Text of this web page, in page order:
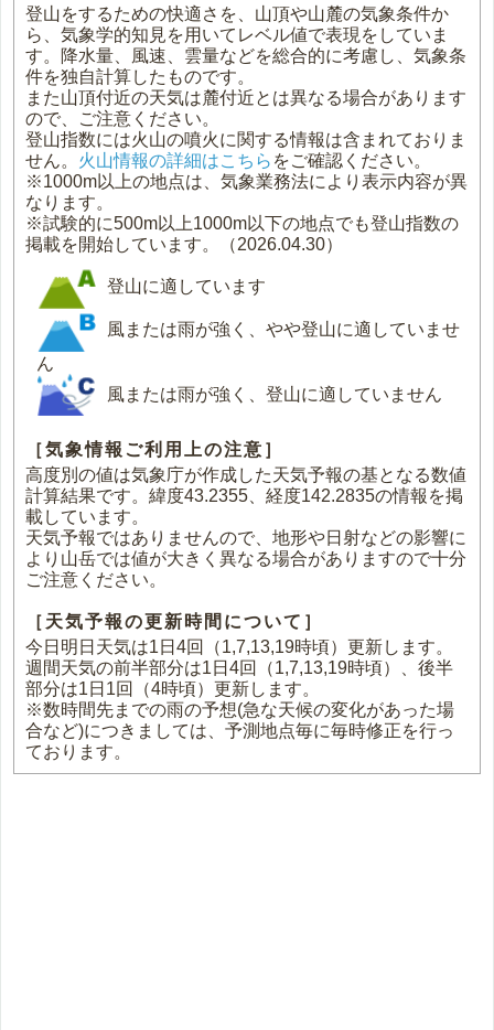
登山をするための快適さを、山頂や山麓の気象条件か
ら、気象学的知見を用いてレベル値で表現をしていま
す。降水量、風速、雲量などを総合的に考慮し、気象条
件を独自計算したものです。
また山頂付近の天気は麓付近とは異なる場合があります
ので、ご注意ください。
登山指数には火山の噴火に関する情報は含まれておりま
せん。 火山情報の詳細はこちら をご確認ください。
※1000m以上の地点は、気象業務法により表示内容が異
なります。
※試験的に500m以上1000m以下の地点でも登山指数の
掲載を開始しています。（2026.04.30）
登山に適しています
風または雨が強く、やや登山に適していませ
ん
風または雨が強く、登山に適していません
［気象情報ご利用上の注意］
高度別の値は気象庁が作成した天気予報の基となる数値
計算結果です。緯度43.2355、経度142.2835の情報を掲
載しています。
天気予報ではありませんので、地形や日射などの影響に
より山岳では値が大きく異なる場合がありますので十分
ご注意ください。
［天気予報の更新時間について］
今日明日天気は1日4回（1,7,13,19時頃）更新します。
週間天気の前半部分は1日4回（1,7,13,19時頃）、後半
部分は1日1回（4時頃）更新します。
※数時間先までの雨の予想(急な天候の変化があった場
合など)につきましては、予測地点毎に毎時修正を行っ
ております。